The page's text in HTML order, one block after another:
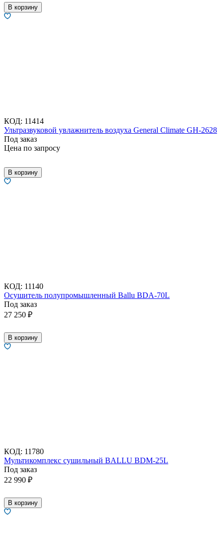
В корзину
КОД: 11414
Ультразвуковой увлажнитель воздуха General Climate GH-2628
Под заказ
Цена по запросу
В корзину
КОД: 11140
Осушитель полупромышленный Ballu BDA-70L
Под заказ
27 250 ₽
В корзину
КОД: 11780
Мультикомплекс сушильный BALLU BDM-25L
Под заказ
22 990 ₽
В корзину